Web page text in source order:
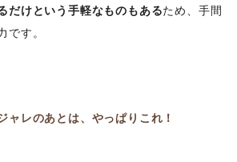
だけという手軽なものもあるため、手間
です。
ャレのあとは、やっぱりこれ！